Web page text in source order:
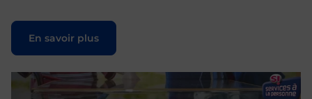
En savoir plus
Le lien s'ouvre dans un nouvel onglet